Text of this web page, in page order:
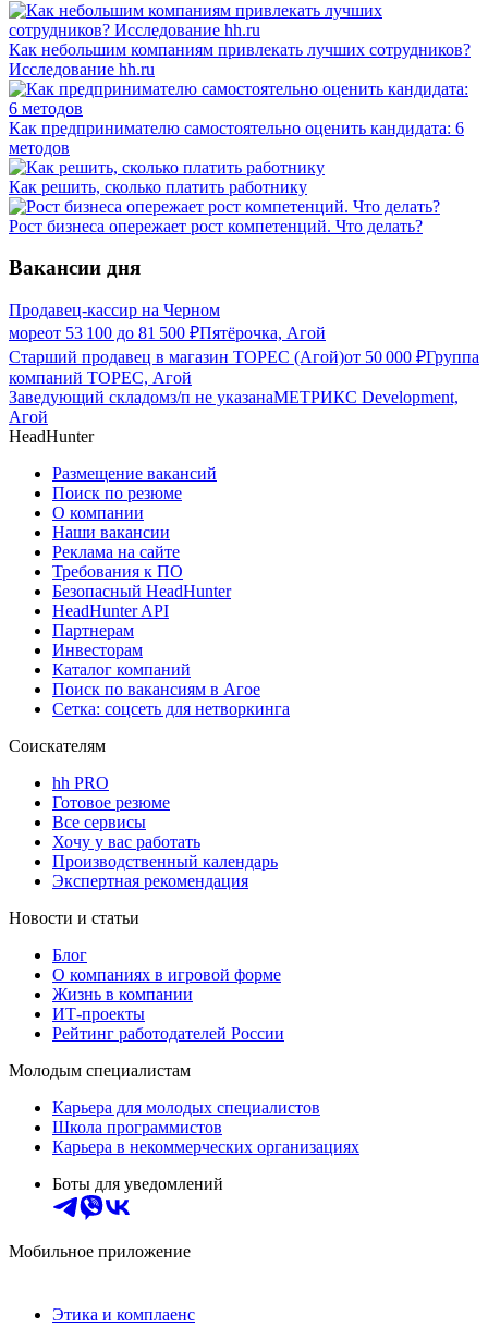
Как небольшим компаниям привлекать лучших сотрудников?
Исследование hh.ru
Как предпринимателю самостоятельно оценить кандидата: 6
методов
Как решить, сколько платить работнику
Рост бизнеса опережает рост компетенций. Что делать?
Вакансии дня
Продавец-кассир на Черном
мореот 53 100 до 81 500 ₽Пятёрочка, Агой
Старший продавец в магазин ТОРЕС (Агой)от 50 000 ₽Группа
компаний ТОРЕС, Агой
Заведующий складомз/п не указанаМЕТРИКС Development,
Агой
HeadHunter
Размещение вакансий
Поиск по резюме
О компании
Наши вакансии
Реклама на сайте
Требования к ПО
Безопасный HeadHunter
HeadHunter API
Партнерам
Инвесторам
Каталог компаний
Поиск по вакансиям в Агое
Сетка: соцсеть для нетворкинга
Соискателям
hh PRO
Готовое резюме
Все сервисы
Хочу у вас работать
Производственный календарь
Экспертная рекомендация
Новости и статьи
Блог
О компаниях в игровой форме
Жизнь в компании
ИТ-проекты
Рейтинг работодателей России
Молодым специалистам
Карьера для молодых специалистов
Школа программистов
Карьера в некоммерческих организациях
Боты для уведомлений
Мобильное приложение
Этика и комплаенс